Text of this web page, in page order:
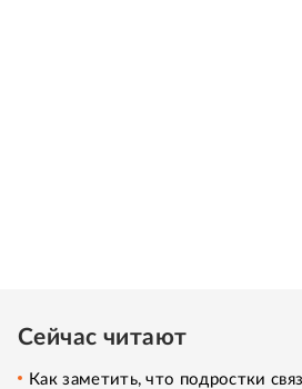
Сейчас читают
Как заметить, что подростки